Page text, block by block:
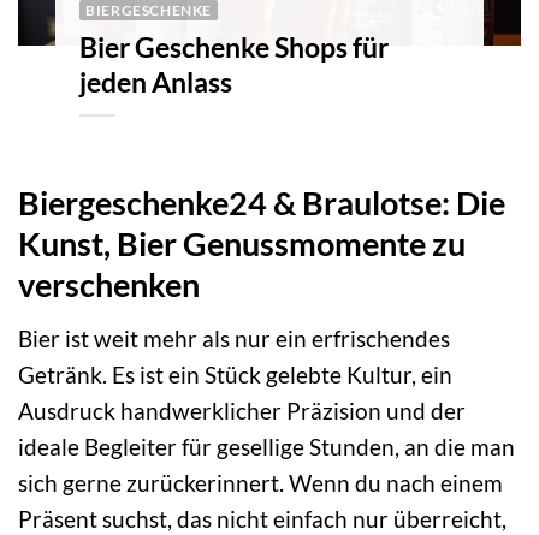
BIERGESCHENKE
Bier Geschenke Shops für
jeden Anlass
Biergeschenke24 & Braulotse: Die
Kunst, Bier Genussmomente zu
verschenken
Bier ist weit mehr als nur ein erfrischendes
Getränk. Es ist ein Stück gelebte Kultur, ein
Ausdruck handwerklicher Präzision und der
ideale Begleiter für gesellige Stunden, an die man
sich gerne zurückerinnert. Wenn du nach einem
Präsent suchst, das nicht einfach nur überreicht,